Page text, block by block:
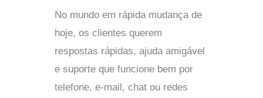
No mundo em rápida mudança de
hoje, os clientes querem
respostas rápidas, ajuda amigável
e suporte que funcione bem por
telefone, e-mail, chat ou redes